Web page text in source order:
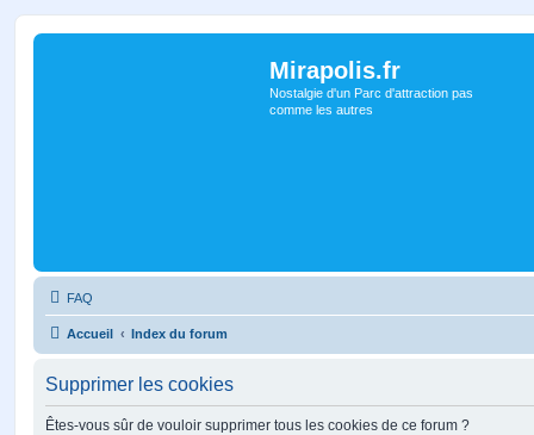
Mirapolis.fr
Nostalgie d'un Parc d'attraction pas
comme les autres
FAQ
Accueil Index du forum
Supprimer les cookies
Êtes-vous sûr de vouloir supprimer tous les cookies de ce forum ?